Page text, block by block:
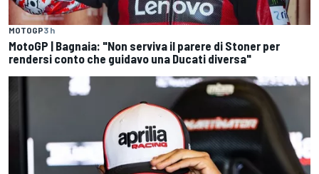
MOTOGP3 h
MotoGP | Bagnaia: "Non serviva il parere di Stoner per
rendersi conto che guidavo una Ducati diversa"